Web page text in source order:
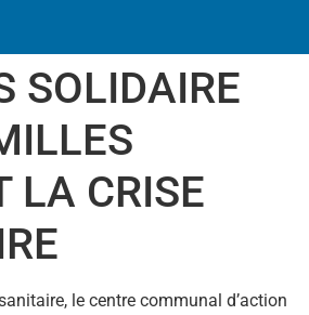
SOLIDAIRE
LA CRISE
le centre communal d’action